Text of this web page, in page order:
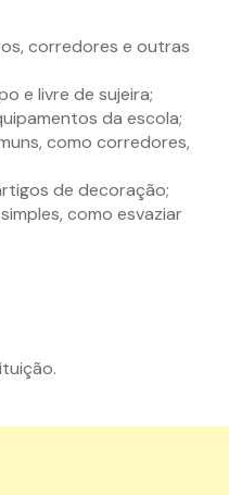
corredores e outras
e livre de sujeira;
da escola;
como corredores,
de decoração;
como esvaziar